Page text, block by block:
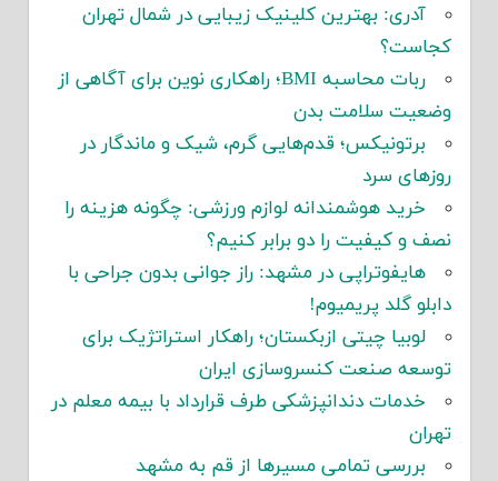
آدری: بهترین کلینیک زیبایی در شمال تهران
کجاست؟
ربات محاسبه BMI؛ راهکاری نوین برای آگاهی از
وضعیت سلامت بدن
برتونیکس؛ قدم‌هایی گرم، شیک و ماندگار در
روزهای سرد
خرید هوشمندانه لوازم ورزشی: چگونه هزینه را
نصف و کیفیت را دو برابر کنیم؟
هایفوتراپی در مشهد: راز جوانی بدون جراحی با
دابلو گلد پریمیوم!
لوبیا چیتی ازبکستان؛ راهکار استراتژیک برای
توسعه صنعت کنسروسازی ایران
خدمات دندانپزشکی طرف قرارداد با بیمه معلم در
تهران
بررسی تمامی مسیرها از قم به مشهد